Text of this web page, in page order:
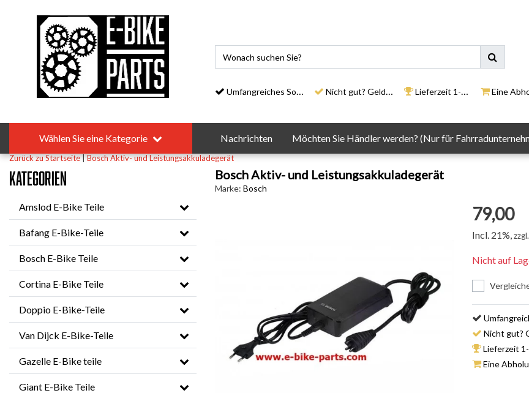
Umfangreiches Sortiment Nicht gut? Geld zurück Lieferzeit 1-3 Tage Eine
Wählen Sie eine Kategorie Nachrichten Möchten Sie Händler werden? (Nur für
Zurück zu Startseite|Bosch Aktiv- und Leistungsakkuladegerät
Kategorien
Amslod E-Bike Teile
Bafang E-Bike-Teile
Bosch E-Bike Teile
Cortina E-Bike Teile
Doppio E-Bike-Teile
Van Dijck E-Bike-Teile
Gazelle E-Bike teile
Giant E-Bike Teile
Bosch Aktiv- und Leistungsakkuladegerät
Marke: Bosch
79,00
Incl. 21%,zzgl.
Nicht auf
Nicht gut?
Lieferzeit
Eine